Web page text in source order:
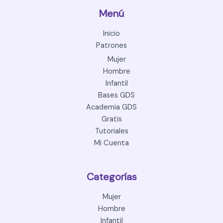
Menú
Inicio
Patrones
Mujer
Hombre
Infantil
Bases GDS
Academia GDS
Gratis
Tutoriales
Mi Cuenta
Categorías
Mujer
Hombre
Infantil